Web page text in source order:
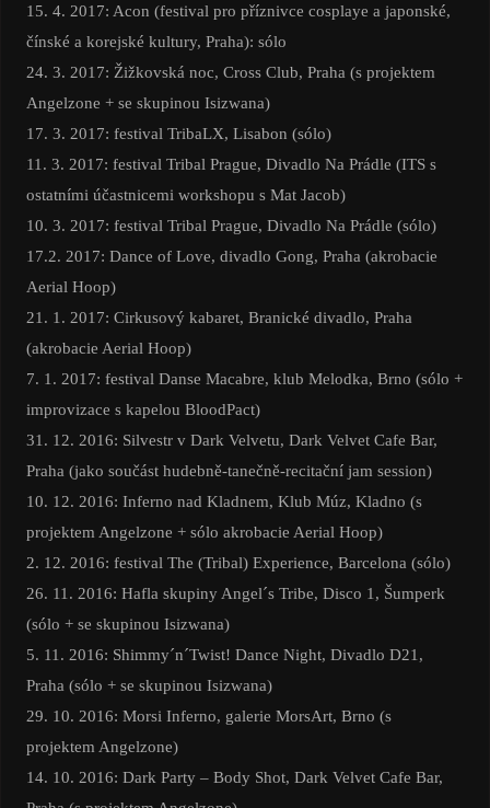
15. 4. 2017: Acon (festival pro příznivce cosplaye a japonské,
čínské a korejské kultury, Praha): sólo
24. 3. 2017: Žižkovská noc, Cross Club, Praha (s projektem
Angelzone + se skupinou Isizwana)
17. 3. 2017: festival TribaLX, Lisabon (sólo)
11. 3. 2017: festival Tribal Prague, Divadlo Na Prádle (ITS s
ostatními účastnicemi workshopu s Mat Jacob)
10. 3. 2017: festival Tribal Prague, Divadlo Na Prádle (sólo)
17.2. 2017: Dance of Love, divadlo Gong, Praha (akrobacie
Aerial Hoop)
21. 1. 2017: Cirkusový kabaret, Branické divadlo, Praha
(akrobacie Aerial Hoop)
7. 1. 2017: festival Danse Macabre, klub Melodka, Brno (sólo +
improvizace s kapelou BloodPact)
31. 12. 2016: Silvestr v Dark Velvetu, Dark Velvet Cafe Bar,
Praha (jako součást hudebně-tanečně-recitační jam session)
10. 12. 2016: Inferno nad Kladnem, Klub Múz, Kladno (s
projektem Angelzone + sólo akrobacie Aerial Hoop)
2. 12. 2016: festival The (Tribal) Experience, Barcelona (sólo)
26. 11. 2016: Hafla skupiny Angel´s Tribe, Disco 1, Šumperk
(sólo + se skupinou Isizwana)
5. 11. 2016: Shimmy´n´Twist! Dance Night, Divadlo D21,
Praha (sólo + se skupinou Isizwana)
29. 10. 2016: Morsi Inferno, galerie MorsArt, Brno (s
projektem Angelzone)
14. 10. 2016: Dark Party – Body Shot, Dark Velvet Cafe Bar,